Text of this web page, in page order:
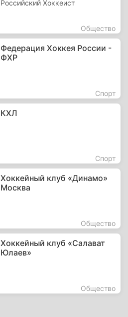
Российский Хоккеист
Общество
Федерация Хоккея России -
ФХР
Спорт
КХЛ
Спорт
Хоккейный клуб «Динамо»
Москва
Общество
Хоккейный клуб «Салават
Юлаев»
Общество